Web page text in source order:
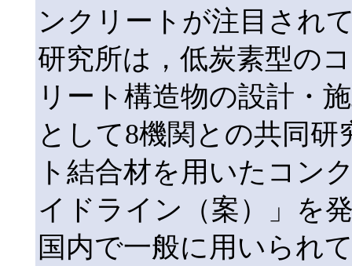
ンクリートが注目され
研究所は，低炭素型の
リート構造物の設計・
として8機関との共同
ト結合材を用いたコン
イドライン（案）」を
国内で一般に用いられ